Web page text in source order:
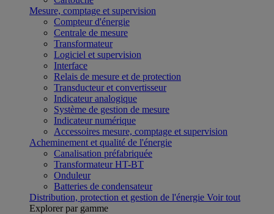
Mesure, comptage et supervision
Compteur d'énergie
Centrale de mesure
Transformateur
Logiciel et supervision
Interface
Relais de mesure et de protection
Transducteur et convertisseur
Indicateur analogique
Système de gestion de mesure
Indicateur numérique
Accessoires mesure, comptage et supervision
Acheminement et qualité de l'énergie
Canalisation préfabriquée
Transformateur HT-BT
Onduleur
Batteries de condensateur
Distribution, protection et gestion de l'énergie Voir tout
Explorer par gamme